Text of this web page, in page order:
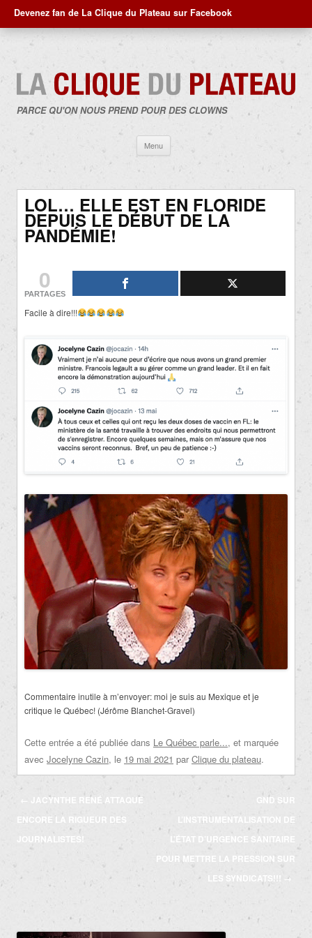
Devenez fan de La Clique du Plateau sur Facebook
PARCE QU'ON NOUS PREND POUR DES CLOWNS
Menu
contenu
LOL… ELLE EST EN FLORIDE
DEPUIS LE DÉBUT DE LA
PANDÉMIE!
0
PARTAGES
Facile à dire!!!
Commentaire inutile à m’envoyer:moi je suis au Mexique et je
critique le Québec! (Jérôme Blanchet-Gravel)
Cette entrée a été publiée dans Le Québec parle..., et marquée
avec Jocelyne Cazin, le 19 mai 2021 par Clique du plateau.
Navigation
des
articles
←
JACYNTHE RENÉ ATTAQUE
ENCORE LA RIGUEUR DES
JOURNALISTES!
GND SUR
L’INSTRUMENTALISATION DE
L’ÉTAT D’URGENCE SANITAIRE
POUR METTRE LA PRESSION SUR
LES SYNDICATS!!!
→